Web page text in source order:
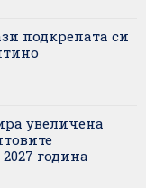
подкрепата си
увеличена
година